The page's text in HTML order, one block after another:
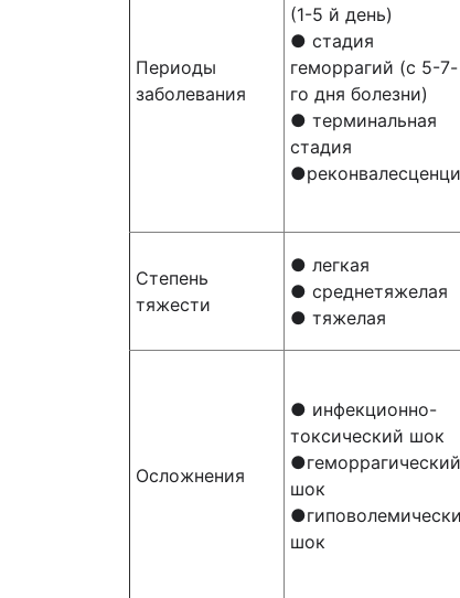
Периоды
заболевания
(1-5 й день)
● стадия
геморрагий (с 5-7-
го дня болезни)
● терминальная
стадия
Степень
тяжести
● легкая
● среднетяжелая
● тяжелая
Осложнения
● инфекционно-
токсический шок
●геморрагический
шок
шок